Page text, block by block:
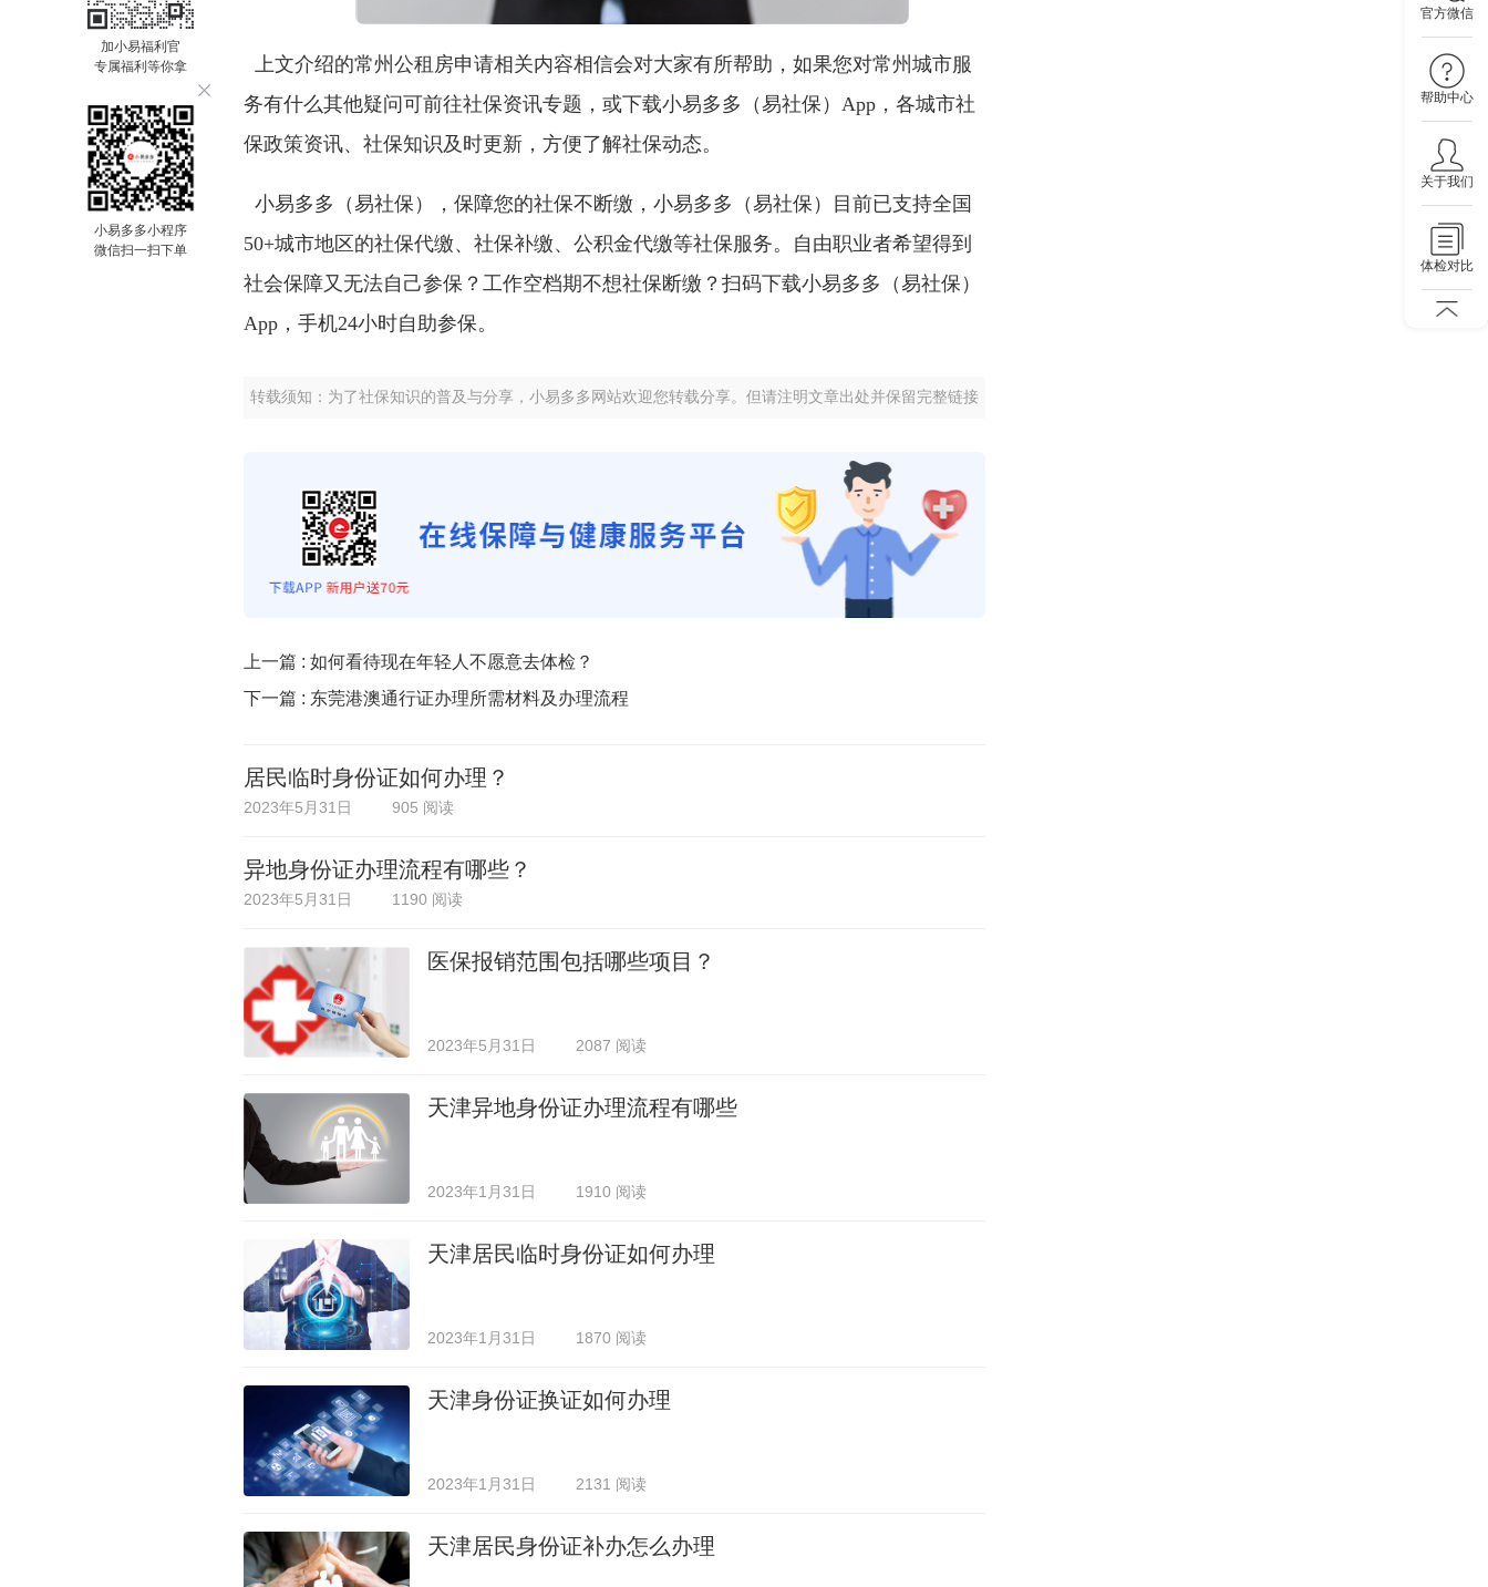
官方微信
帮助中心
关于我们
体检对比
加小易福利官
专属福利等你拿
小易多多小程序
微信扫一扫下单
上文介绍的常州公租房申请相关内容相信会对大家有所帮助，如果您对常州城市服
务有什么其他疑问可前往社保资讯专题，或下载小易多多（易社保）App，各城市社
保政策资讯、社保知识及时更新，方便了解社保动态。
小易多多（易社保），保障您的社保不断缴，小易多多（易社保）目前已支持全国
50+城市地区的社保代缴、社保补缴、公积金代缴等社保服务。自由职业者希望得到
社会保障又无法自己参保？工作空档期不想社保断缴？扫码下载小易多多（易社保）
App，手机24小时自助参保。
转载须知：为了社保知识的普及与分享，小易多多网站欢迎您转载分享。但请注明文章出处并保留完整链接
上一篇 : 如何看待现在年轻人不愿意去体检？
下一篇 : 东莞港澳通行证办理所需材料及办理流程
居民临时身份证如何办理？
2023年5月31日 905 阅读
异地身份证办理流程有哪些？
2023年5月31日 1190 阅读
医保报销范围包括哪些项目？
2023年5月31日 2087 阅读
天津异地身份证办理流程有哪些
2023年1月31日 1910 阅读
天津居民临时身份证如何办理
2023年1月31日 1870 阅读
天津身份证换证如何办理
2023年1月31日 2131 阅读
天津居民身份证补办怎么办理